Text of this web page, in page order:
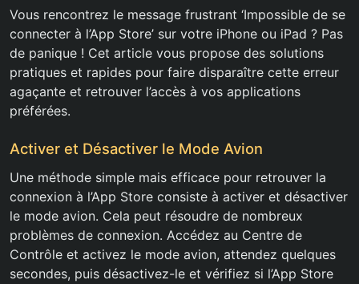
Vous rencontrez le message frustrant ‘Impossible de se
connecter à l’App Store’ sur votre iPhone ou iPad ? Pas
de panique ! Cet article vous propose des solutions
pratiques et rapides pour faire disparaître cette erreur
agaçante et retrouver l’accès à vos applications
préférées.
Activer et Désactiver le Mode Avion
Une méthode simple mais efficace pour retrouver la
connexion à l’App Store consiste à activer et désactiver
le mode avion. Cela peut résoudre de nombreux
problèmes de connexion. Accédez au Centre de
Contrôle et activez le mode avion, attendez quelques
secondes, puis désactivez-le et vérifiez si l’App Store